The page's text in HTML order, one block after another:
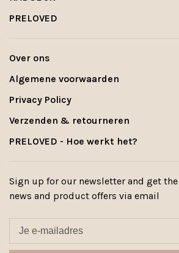
PRELOVED
Over ons
Algemene voorwaarden
Privacy Policy
Verzenden & retourneren
PRELOVED - Hoe werkt het?
Sign up for our newsletter and get
news and product offers via email